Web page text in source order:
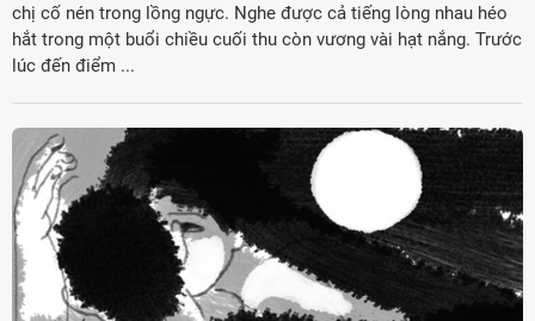
chị cố nén trong lồng ngực. Nghe được cả tiếng lòng nhau héo
hắt trong một buổi chiều cuối thu còn vương vài hạt nắng. Trước
lúc đến điểm ...